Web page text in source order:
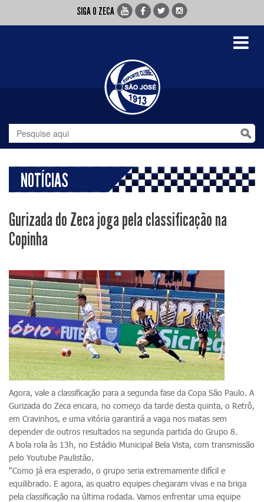
SIGA O ZECA
Toggle
NOTÍCIAS
Gurizada do Zeca joga pela classificação na
Copinha
Agora, vale a classificação para a segunda fase da Copa São Paulo. A
Gurizada do Zeca encara, no começo da tarde desta quinta, o Retrô,
em Cravinhos, e uma vitória garantirá a vaga nos matas sem
depender de outros resultados na segunda partida do Grupo 8.
A bola rola às 13h, no Estádio Municipal Bela Vista, com transmissão
pelo Youtube Paulistão.
"Como já era esperado, o grupo seria extremamente difícil e
equilibrado. E agora, as quatro equipes chegaram vivas e na briga
pela classificação na última rodada. Vamos enfrentar uma equipe